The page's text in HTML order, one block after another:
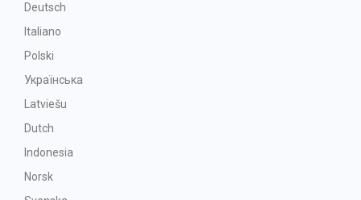
Deutsch
Italiano
Polski
Українська
Latviešu
Dutch
Indonesia
Norsk